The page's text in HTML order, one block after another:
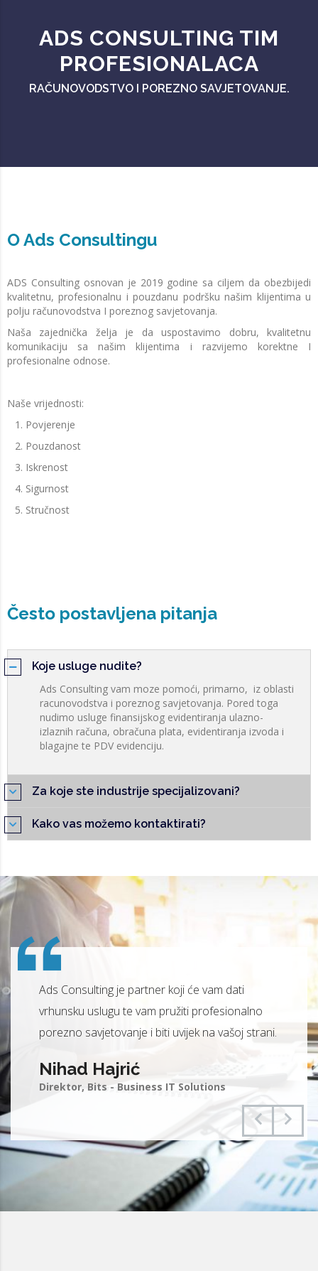
ADS CONSULTING TIM
PROFESIONALACA
RAČUNOVODSTVO I POREZNO SAVJETOVANJE.
O Ads Consultingu
ADS Consulting osnovan je 2019 godine sa ciljem da obezbijedi
kvalitetnu, profesionalnu i pouzdanu podršku našim klijentima u
polju računovodstva I poreznog savjetovanja.
Naša zajednička želja je da uspostavimo dobru, kvalitetnu
komunikaciju sa našim klijentima i razvijemo korektne I
profesionalne odnose.
Naše vrijednosti:
Povjerenje
Pouzdanost
Iskrenost
Sigurnost
Stručnost
Često postavljena pitanja
Koje usluge nudite?
Ads Consulting vam moze pomoći, primarno, iz oblasti
racunovodstva i poreznog savjetovanja. Pored toga
nudimo usluge finansijskog evidentiranja ulazno-
izlaznih računa, obračuna plata, evidentiranja izvoda i
blagajne te PDV evidenciju.
Za koje ste industrije specijalizovani?
Kako vas možemo kontaktirati?
Ads Consulting je partner koji će vam dati
vrhunsku uslugu te vam pružiti profesionalno
porezno savjetovanje i biti uvijek na vašoj strani.
Nihad Hajrić
Direktor, Bits - Business IT Solutions